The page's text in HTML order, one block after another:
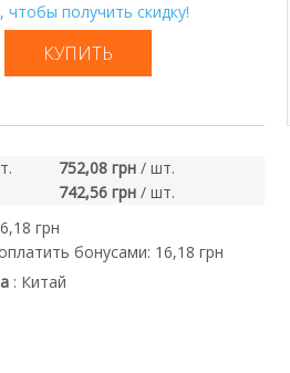
чтобы получить скидку!
752,08 грн / шт.
742,56 грн / шт.
грн
бонусами: 16,18 грн
: Китай